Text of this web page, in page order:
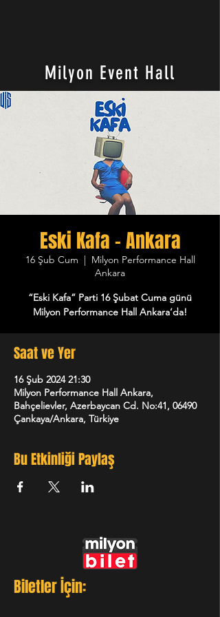
Milyon Event Hall
Eski Kafa - Ankara
16 Şub Cum
  |
Milyon Performance Hall
Ankara
“Eski Kafa” Parti 16 Şubat Cuma günü
Milyon Performance Hall Ankara‘da!
Saat ve Yer
16 Şub 2024 21:30
Milyon Performance Hall Ankara,
Bahçelievler, Azerbaycan Cd. No:41, 06490
Çankaya/Ankara, Türkiye
Bu Etkinliği Paylaş
Biletler İçin: